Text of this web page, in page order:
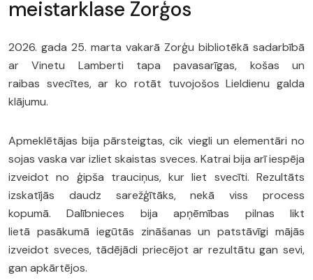
meistarklase Zorģos
2026. gada 25. marta vakarā Zorģu bibliotēkā sadarbībā
ar Vinetu Lamberti tapa pavasarīgas, košas un
raibas svecītes, ar ko rotāt tuvojošos Lieldienu galda
klājumu.
Apmeklētājas bija pārsteigtas, cik viegli un elementāri no
sojas vaska var izliet skaistas sveces. Katrai bija arī iespēja
izveidot no ģipša trauciņus, kur liet svecīti. Rezultāts
izskatījās daudz sarežģītāks, nekā viss process
kopumā. Dalībnieces bija apņēmības pilnas likt
lietā pasākumā iegūtās zināšanas un patstāvīgi mājās
izveidot sveces, tādējādi priecējot ar rezultātu gan sevi,
gan apkārtējos.